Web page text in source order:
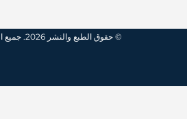
© حقوق الطبع والنشر 2026. جميع الحقوق محفوظة.